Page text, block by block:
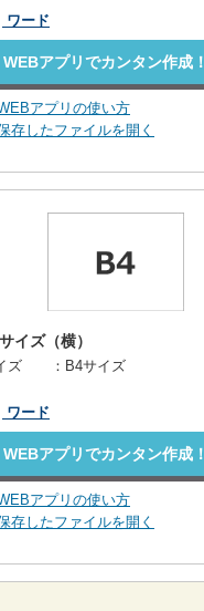
ワード
WEBアプリでカンタン作成！
アプリの使い方
存したファイルを開く
イズ（横）
ズ ： B4サイズ
ワード
WEBアプリでカンタン作成！
アプリの使い方
存したファイルを開く